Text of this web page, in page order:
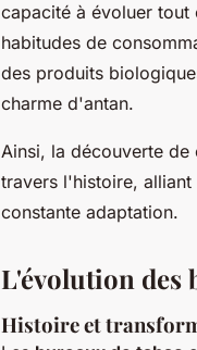
capacité à évoluer tout
habitudes de
des produits
charme d'antan.
Ainsi, la découverte de
travers l'histoire,
constante adaptation.
L'évolution des
Histoire et